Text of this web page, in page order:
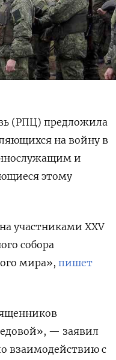
(РПЦ) предложила
на войну в
и
этому
участниками XXV
собора
мира», пишет
— заявил
взаимодействию с